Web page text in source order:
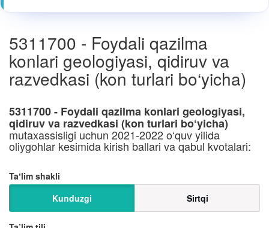
5311700 - Foydali qazilma
konlari geologiyasi, qidiruv va
razvedkasi (kon turlari bo‘yicha)
5311700 - Foydali qazilma konlari geologiyasi,
qidiruv va razvedkasi (kon turlari bo‘yicha)
mutaxassisligi uchun 2021-2022 o‘quv yilida
oliygohlar kesimida kirish ballari va qabul kvotalari:
Taʼlim shakli
Kunduzgi
Sirtqi